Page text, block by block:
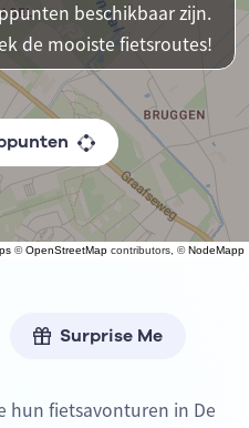
©OpenStreetMap contributors, ©NodeMapp
beschikbaar zijn.
de mooiste fietsroutes!
Surprise Me
hun fietsavonturen in De